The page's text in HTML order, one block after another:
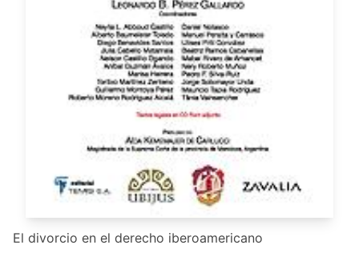
El divorcio en el derecho iberoamericano